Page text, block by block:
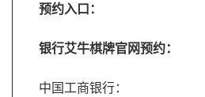
预约入口：
银行艾牛棋牌官网预约：
中国工商银行：